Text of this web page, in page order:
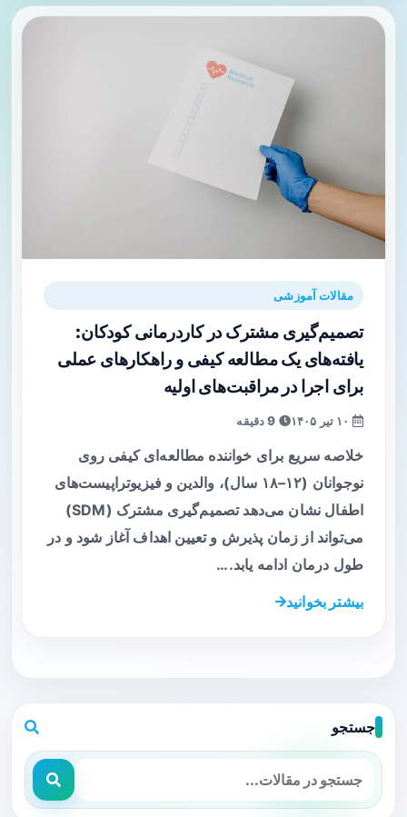
مقالات آموزشی
تصمیم‌گیری مشترک در کاردرمانی کودکان:
یافته‌های یک مطالعه کیفی و راهکارهای عملی
برای اجرا در مراقبت‌های اولیه
خلاصه سریع برای خواننده مطالعه‌ای کیفی روی
نوجوانان (۱۲–۱۸ سال)، والدین و فیزیوتراپیست‌های
اطفال نشان می‌دهد تصمیم‌گیری مشترک (SDM)
می‌تواند از زمان پذیرش و تعیین اهداف آغاز شود و در
طول درمان ادامه یابد.…
بیشتر بخوانید
جستجو